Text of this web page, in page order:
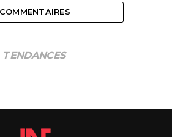
COMMENTAIRES
TENDANCES